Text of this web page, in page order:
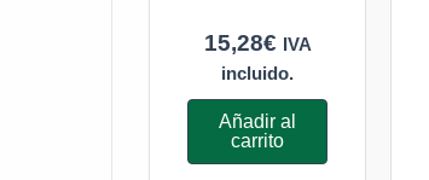
15,28€ IVA
incluido.
Añadir al
carrito